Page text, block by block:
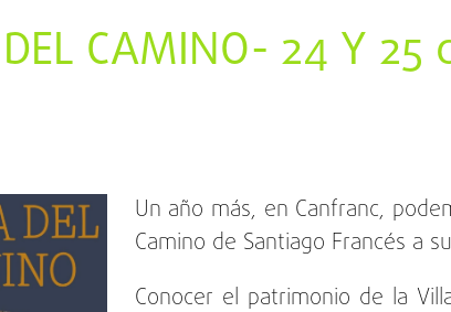
CAMINO- 24 Y 25
Un año más, en Canfranc,
Camino de Santiago Francés a
Conocer el patrimonio de la